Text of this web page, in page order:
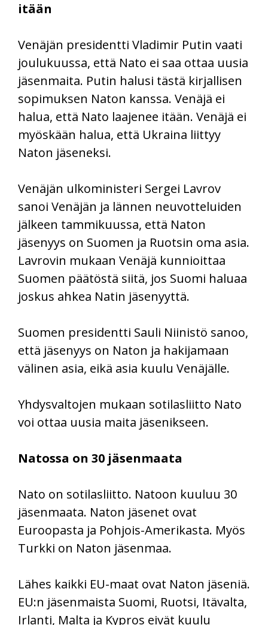
itään
Venäjän presidentti Vladimir Putin vaati
joulukuussa, että Nato ei saa ottaa uusia
jäsenmaita. Putin halusi tästä kirjallisen
sopimuksen Naton kanssa. Venäjä ei
halua, että Nato laajenee itään. Venäjä ei
myöskään halua, että Ukraina liittyy
Naton jäseneksi.
Venäjän ulkoministeri Sergei Lavrov
sanoi Venäjän ja lännen neuvotteluiden
jälkeen tammikuussa, että Naton
jäsenyys on Suomen ja Ruotsin oma asia.
Lavrovin mukaan Venäjä kunnioittaa
Suomen päätöstä siitä, jos Suomi haluaa
joskus ahkea Natin jäsenyyttä.
Suomen presidentti Sauli Niinistö sanoo,
että jäsenyys on Naton ja hakijamaan
välinen asia, eikä asia kuulu Venäjälle.
Yhdysvaltojen mukaan sotilasliitto Nato
voi ottaa uusia maita jäsenikseen.
Natossa on 30 jäsenmaata
Nato on sotilasliitto. Natoon kuuluu 30
jäsenmaata. Naton jäsenet ovat
Euroopasta ja Pohjois-Amerikasta. Myös
Turkki on Naton jäsenmaa.
Lähes kaikki EU-maat ovat Naton jäseniä.
EU:n jäsenmaista Suomi, Ruotsi, Itävalta,
Irlanti, Malta ja Kypros eivät kuulu